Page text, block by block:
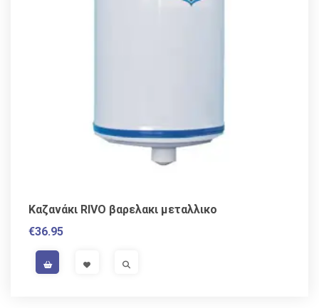
Καζανάκι RIVO βαρελακι μεταλλικο
€36.95
VISIT LINKVISIT LINK